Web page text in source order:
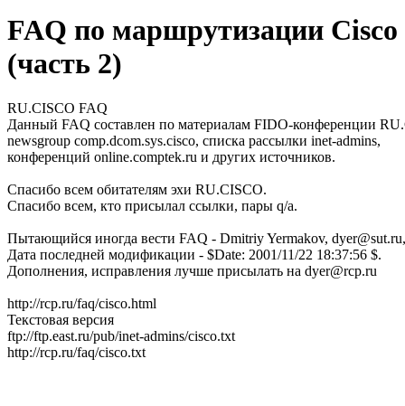
FAQ по маршрутизации Cisco
(часть 2)
RU.CISCO FAQ
Данный FAQ составлен по материалам FIDO-конференции
newsgroup comp.dcom.sys.cisco, списка рассылки inet-admins,
конференций online.comptek.ru и других источников.
Спасибо всем обитателям эхи RU.CISCO.
Спасибо всем, кто присылал ссылки, пары q/a.
Пытающийся иногда вести FAQ - Dmitriy Yermakov,
Дата последней модификации - $Date: 2001/11/22 18:37:56 $.
Дополнения, исправления лучше присылать на dyer@rcp.ru
http://rcp.ru/faq/cisco.html
Текстовая версия
ftp://ftp.east.ru/pub/inet-admins/cisco.txt
http://rcp.ru/faq/cisco.txt